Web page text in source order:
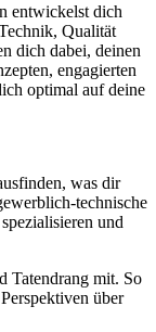
entwickelst dich
Qualität
dich dabei, deinen
engagierten
optimal auf deine
was dir
technische
und
Tatendrang mit. So
über